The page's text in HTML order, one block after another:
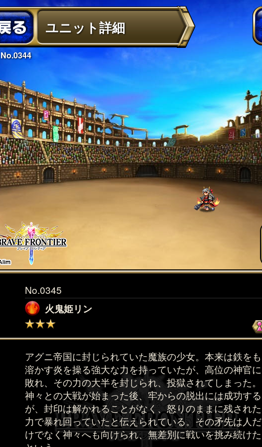
ユニット詳細
No.0344
No.0345
火鬼姫リン
アグニ帝国に封じられていた魔族の少女。本来は鉄をも
溶かす炎を操る強大な力を持っていたが、高位の神官に
敗れ、その力の大半を封じられ、投獄されてしまった。
神々との大戦が始まった後、牢からの脱出には成功する
が、封印は解かれることがなく、怒りのままに残された
力で暴れ回っていたと伝えられている。その矛先は人だ
けでなく神々へも向けられ、無差別に戦いを挑み続けた